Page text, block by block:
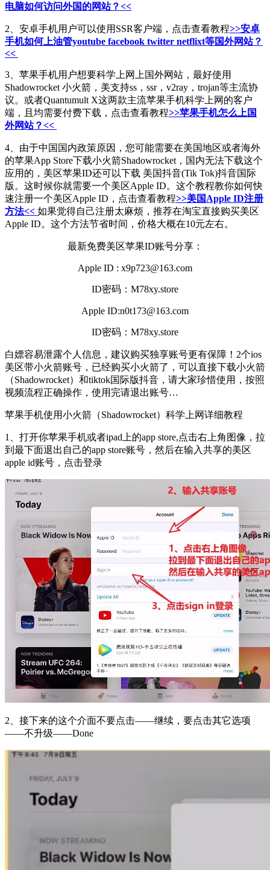
电脑如何访问外国的网站？<<
2、安卓手机用户可以使用SSR客户端，点击查看教程>>安卓
手机如何上油管youtube facebook twitter netflixt等国外网站？
<<
3、苹果手机用户想要科学上网上国外网站，最好使用
Shadowrocket 小火箭，美支持ss，ssr，v2ray，trojan等主流协
议。或者Quantumult X这两款主流苹果手机科学上网的客户
端，且均需要付费下载，点击查看教程>>苹果手机怎么上国
外网站？<<
4、由于中国国内政策原因，您可能需要在美国地区或者海外
的苹果App Store下载小火箭Shadowrocket，国内无法下载这个
应用的，美区苹果ID还可以下载 美国抖音(Tik Tok)抖音国际
版。这时候你就需要一个美区Apple ID。这个教程教你如何快
速注册一个美区Apple ID，点击查看教程>>美国Apple ID注册
方法<< 如果觉得自己注册太麻烦，推荐在淘宝直接购买美区
Apple ID。这个方法节省时间，价格大概在10元左右。
最新免费美区苹果ID账号分享：
Apple ID : x9p723@163.com
ID密码：M78xy.store
Apple ID:n0t173@163.com
ID密码：M78xy.store
白嫖容易泄露个人信息，建议购买独享账号更有保障！2个ios
美区带小火箭账号，已经购买小火箭了，可以直接下载小火箭
（Shadowrocket）和tiktok国际版抖音，请大家珍惜使用，按照
视频流程正确操作，使用完请退出账号…
苹果手机使用小火箭（Shadowrocket）科学上网详细教程
1、打开你苹果手机或者ipad上的app store,点击右上角图像，拉
到最下面退出自己的app store账号，然后在输入共享的美区
apple id账号，点击登录
2、接下来的这个介面不要点击——继续，要点击其它选项
——不升级——Done